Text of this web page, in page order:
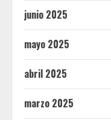
junio 2025
mayo 2025
abril 2025
marzo 2025